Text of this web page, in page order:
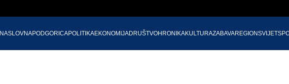
NASLOVNAPODGORICAPOLITIKAEKONOMIJADRUŠTVOHRONIKAKULTURAZABAVAREGIONSVIJET